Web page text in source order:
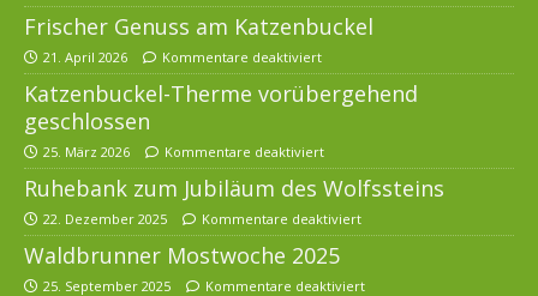
Frischer Genuss am Katzenbuckel
21. April 2026 Kommentare deaktiviert
Katzenbuckel-Therme vorübergehend
geschlossen
25. März 2026 Kommentare deaktiviert
Ruhebank zum Jubiläum des Wolfssteins
22. Dezember 2025 Kommentare deaktiviert
Waldbrunner Mostwoche 2025
25. September 2025 Kommentare deaktiviert